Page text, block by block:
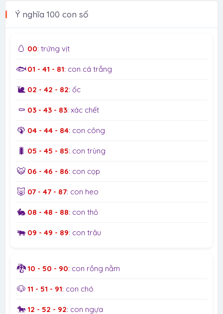
Ý nghĩa 100 con số
🥚 00: trứng vịt
🐟01 - 41 - 81: con cá trắng
🐌 02 - 42 - 82: ốc
⚰️ 03 - 43 - 83: xác chết
🦚 04 - 44 - 84: con công
🐛 05 - 45 - 85: con trùng
🐯 06 - 46 - 86: con cọp
🐷 07 - 47 - 87: con heo
🐇 08 - 48 - 88: con thỏ
🐃 09 - 49 - 89: con trâu
🐉10 - 50 - 90: con rồng nằm
🐶 11 - 51 - 91: con chó
🐎 12 - 52 - 92: con ngựa